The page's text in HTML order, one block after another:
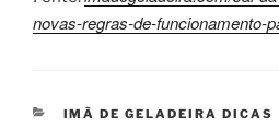
novas-regras-de-funcionamento-
CATEGORIAS
IMÃ DE GELADEIRA DICAS